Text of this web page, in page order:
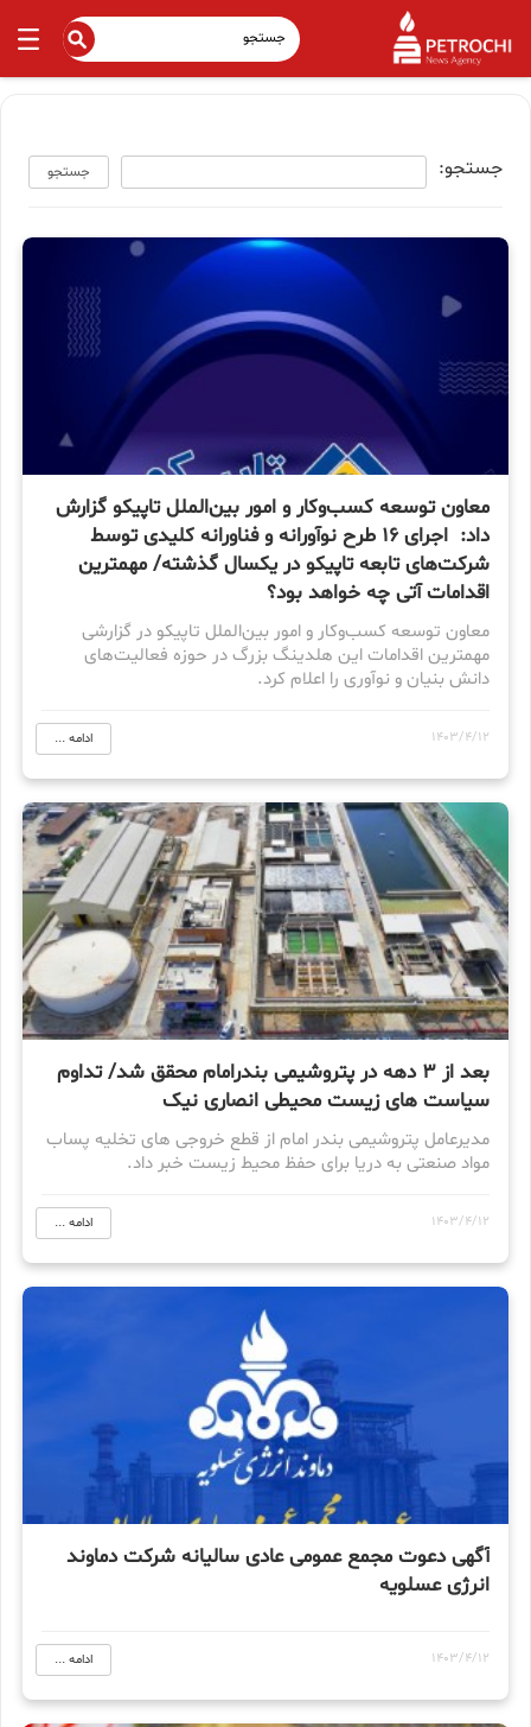
جستجو: جستجو
معاون توسعه کسب‌و‌کار و امور بین‌الملل تاپیکو گزارش
داد: اجرای 16 طرح‌ نوآورانه و فناورانه کلیدی توسط
شرکت‌های تابعه تاپیکو در یکسال گذشته/ مهمترین
اقدامات آتی چه خواهد بود؟
معاون توسعه کسب‌و‌کار و امور بین‌الملل تاپیکو در گزارشی
مهمترین اقدامات این هلدینگ بزرگ در حوزه فعالیت‌های
دانش بنیان و نوآوری را اعلام کرد.
1403/4/12 ادامه ...
بعد از ۳ دهه در پتروشیمی بندرامام محقق شد/ تداوم
سیاست های زیست محیطی انصاری نیک
مدیرعامل پتروشیمی بندر امام از قطع خروجی های تخلیه پساب
مواد صنعتی به دریا برای حفظ محیط زیست خبر داد.
1403/4/12 ادامه ...
آگهی دعوت مجمع عمومی عادی سالیانه شرکت دماوند
انرژی عسلویه
1403/4/12 ادامه ...